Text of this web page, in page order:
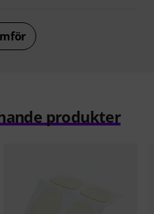
produkter